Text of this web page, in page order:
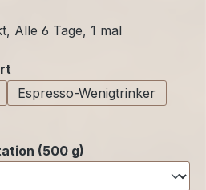
Alle 6 Tage, 1 mal
Espresso-Wenigtrinker
(500 g)